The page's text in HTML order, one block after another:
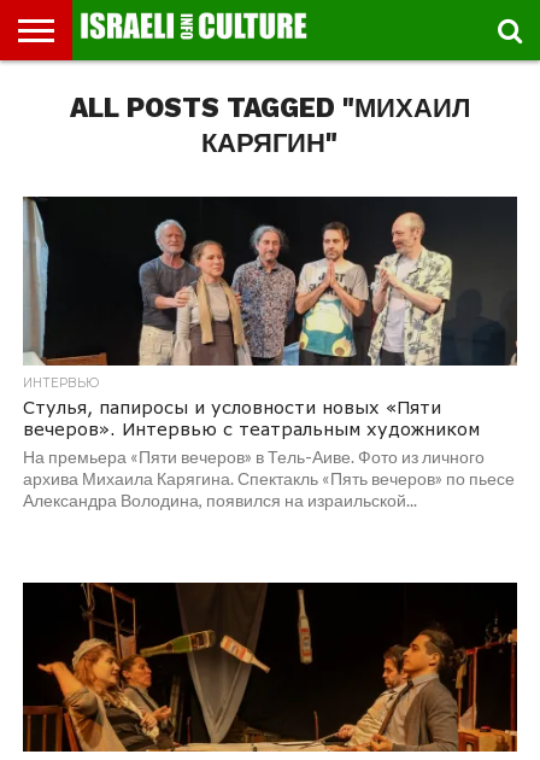
МУЗЕИ
СТРАНА
ФЕСТИВАЛЕЙ
ТЕАТР
КНИГИ.
ТЕКСТЫ
МУЗЫКА
РЕЛИГИЯ/
ИСТОРИЯ
ДВИЖЕНИЕ
ДЕТИ
ВЫХОДНОГО
МАРШРУТЫ
ПРОГУЛЬЩИКА
ВИДЕО-
РЕЧИ
ВПЕЧАТЛЕНИЯ
ВСТРЕЧИ
ИНТЕРВЬЮ
КИНО
TEL
AVIVALL POSTS TAGGED "МИХАИЛ
КАРЯГИН"
ИНТЕРВЬЮ
Стулья, папиросы и условности новых «Пяти
вечеров». Интервью с театральным художником
На премьера «Пяти вечеров» в Тель-Аиве. Фото из личного
архива Михаила Карягина. Спектакль «Пять вечеров» по пьесе
Александра Володина, появился на израильской...